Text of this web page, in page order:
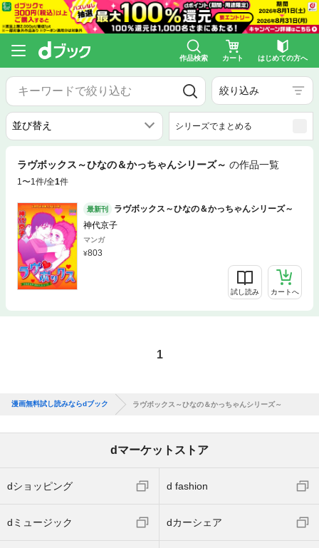
作品検索 カート はじめての方へ
絞り込み
シリーズでまとめる
ラヴボックス～ひなの＆かっちゃんシリーズ～ の作品一覧
1〜1件/全1件
最新刊
ラヴボックス～ひなの＆かっちゃんシリーズ～
神代京子
マンガ
803
試し読み カートへ
1
漫画無料試し読みならdブック ラヴボックス～ひなの＆かっちゃんシリーズ～
dマーケットストア
dショッピング d fashion
dミュージック dカーシェア